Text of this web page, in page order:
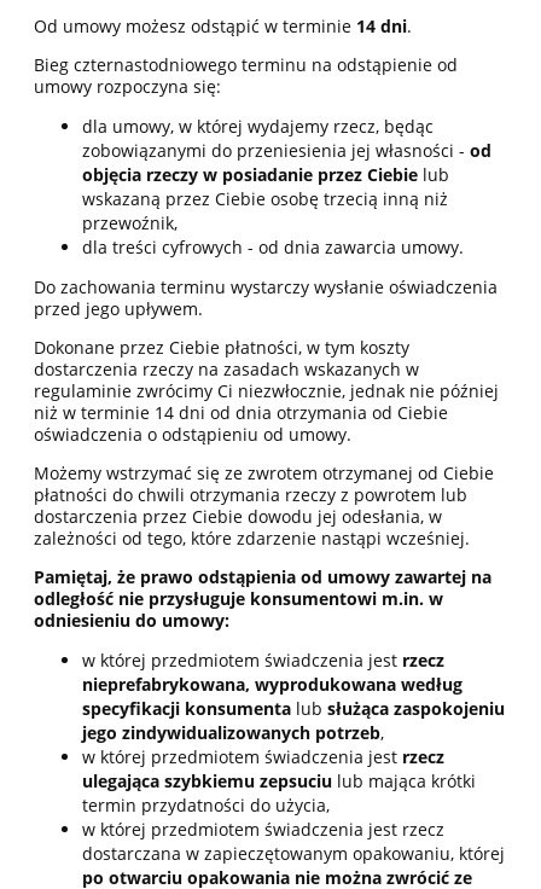
Od umowy możesz odstąpić w terminie 14 dni.
Bieg czternastodniowego terminu na odstąpienie od
umowy rozpoczyna się:
dla umowy, w której wydajemy rzecz, będąc
zobowiązanymi do przeniesienia jej własności - od
objęcia rzeczy w posiadanie przez Ciebie lub
wskazaną przez Ciebie osobę trzecią inną niż
przewoźnik,
dla treści cyfrowych - od dnia zawarcia umowy.
Do zachowania terminu wystarczy wysłanie oświadczenia
przed jego upływem.
Dokonane przez Ciebie płatności, w tym koszty
dostarczenia rzeczy na zasadach wskazanych w
regulaminie zwrócimy Ci niezwłocznie, jednak nie później
niż w terminie 14 dni od dnia otrzymania od Ciebie
oświadczenia o odstąpieniu od umowy.
Możemy wstrzymać się ze zwrotem otrzymanej od Ciebie
płatności do chwili otrzymania rzeczy z powrotem lub
dostarczenia przez Ciebie dowodu jej odesłania, w
zależności od tego, które zdarzenie nastąpi wcześniej.
Pamiętaj, że prawo odstąpienia od umowy zawartej na
odległość nie przysługuje konsumentowi m.in. w
odniesieniu do umowy:
w której przedmiotem świadczenia jest rzecz
nieprefabrykowana, wyprodukowana według
specyfikacji konsumenta lub służąca zaspokojeniu
jego zindywidualizowanych potrzeb,
w której przedmiotem świadczenia jest rzecz
ulegająca szybkiemu zepsuciu lub mająca krótki
termin przydatności do użycia,
w której przedmiotem świadczenia jest rzecz
dostarczana w zapieczętowanym opakowaniu, której
po otwarciu opakowania nie można zwrócić ze